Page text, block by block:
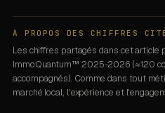
À PROPOS DES CHIFFRES
Les chiffres partagés dans cet article
ImmoQuantum™ 2025-2026 (≈120
accompagnés). Comme dans tout
marché local, l'expérience et